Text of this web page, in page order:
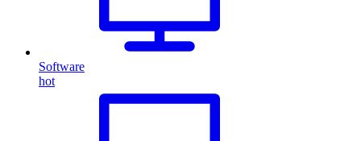
Software
hot